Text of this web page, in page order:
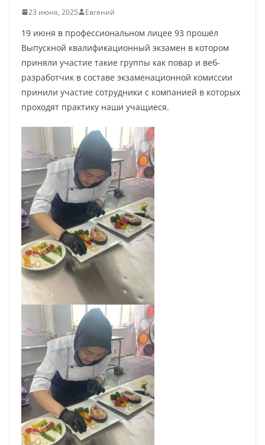
23 июня, 2025 Евгений
19 июня в профессиональном лицее 93 прошёл
Выпускной квалификационный экзамен в котором
приняли участие такие группы как повар и веб-
разработчик в составе экзаменационной комиссии
принили участие сотрудники с компанией в которых
проходят практику наши учащиеся.